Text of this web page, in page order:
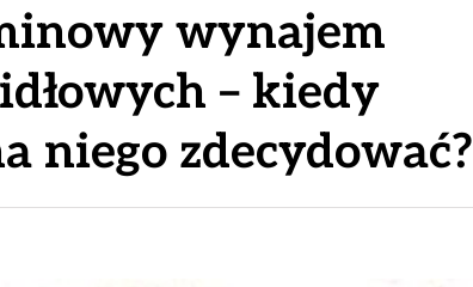
wynajem
– kiedy
niego zdecydować?